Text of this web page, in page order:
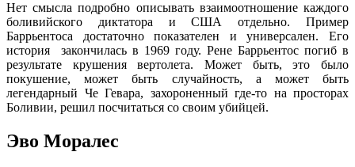
Нет смысла подробно описывать взаимоотношение каждого
боливийского диктатора и США отдельно. Пример
Баррьентоса достаточно показателен и универсален. Его
история закончилась в 1969 году. Рене Баррьентос погиб в
результате крушения вертолета. Может быть, это было
покушение, может быть случайность, а может быть
легендарный Че Гевара, захороненный где-то на просторах
Боливии, решил посчитаться со своим убийцей.
Эво Моралес